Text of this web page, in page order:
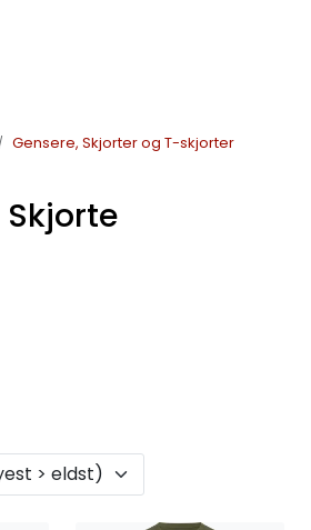
Gensere, Skjorter og T-skjorter
Skjorte